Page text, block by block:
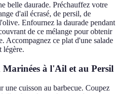
belle daurade. Préchauffez votre
d'ail écrasé, de persil, de
Enfournez la daurade pendant
de ce mélange pour obtenir
Accompagnez ce plat d'une salade
légère.
Marinées à l'Ail et au Persil
une cuisson au barbecue. Coupez